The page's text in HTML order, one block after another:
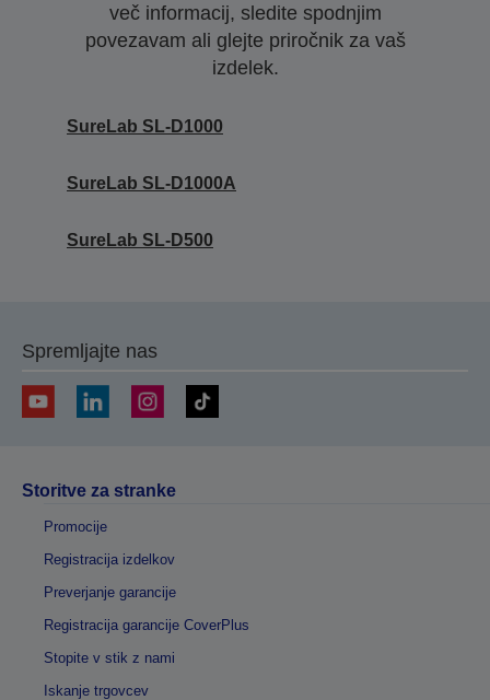
več informacij, sledite spodnjim
povezavam ali glejte priročnik za vaš
izdelek.
SureLab SL-D1000
SureLab SL-D1000A
SureLab SL-D500
Spremljajte nas
Storitve za stranke
Promocije
Registracija izdelkov
Preverjanje garancije
Registracija garancije CoverPlus
Stopite v stik z nami
Iskanje trgovcev